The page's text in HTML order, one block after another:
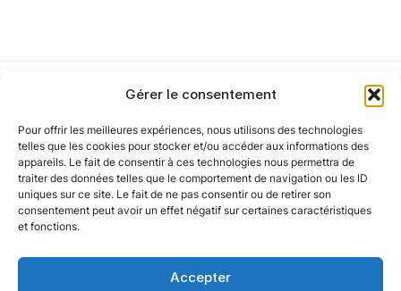
Gérer le consentement
Pour offrir les meilleures expériences, nous utilisons des technologies
telles que les cookies pour stocker et/ou accéder aux informations des
appareils. Le fait de consentir à ces technologies nous permettra de
traiter des données telles que le comportement de navigation ou les ID
uniques sur ce site. Le fait de ne pas consentir ou de retirer son
consentement peut avoir un effet négatif sur certaines caractéristiques
et fonctions.
Accepter
Notre politique
Nos agences
Nos autres marques